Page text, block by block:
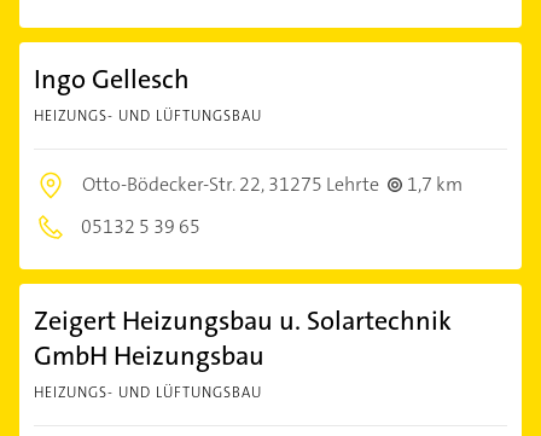
Ingo Gellesch
HEIZUNGS- UND LÜFTUNGSBAU
Otto-Bödecker-Str. 22,31275 Lehrte
1,7 km
05132 5 39 65
Zeigert Heizungsbau u. Solartechnik
GmbH Heizungsbau
HEIZUNGS- UND LÜFTUNGSBAU